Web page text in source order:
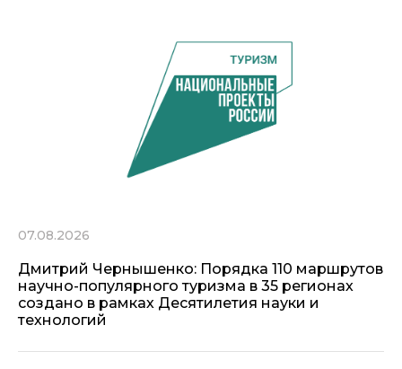
07.08.2026
Дмитрий Чернышенко: Порядка 110 маршрутов
научно-популярного туризма в 35 регионах
создано в рамках Десятилетия науки и
технологий